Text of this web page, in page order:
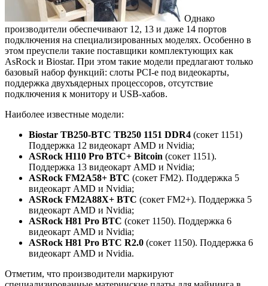
Однако
производители обеспечивают 12, 13 и даже 14 портов
подключения на специализированных моделях. Особенно в
этом преуспели такие поставщики комплектующих как
AsRock и Biostar. При этом такие модели предлагают только
базовый набор функций: слоты PCI-e под видеокарты,
поддержка двухъядерных процессоров, отсутствие
подключения к монитору и USB-хабов.
Наиболее известные модели:
Biostar TB250-BTC TB250 1151 DDR4 (сокет 1151)
Поддержка 12 видеокарт AMD и Nvidia;
ASRock H110 Pro BTC+ Bitcoin (сокет 1151).
Поддержка 13 видеокарт AMD и Nvidia;
ASRock FM2A58+ BTC (сокет FM2). Поддержка 5
видеокарт AMD и Nvidia;
ASRock FM2A88X+ BTC (сокет FM2+). Поддержка 5
видеокарт AMD и Nvidia;
ASRock H81 Pro BTC (сокет 1150). Поддержка 6
видеокарт AMD и Nvidia;
ASRock H81 Pro BTC R2.0 (сокет 1150). Поддержка 6
видеокарт AMD и Nvidia.
Отметим, что производители маркируют